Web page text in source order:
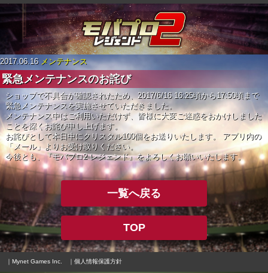
2017.06.16 メンテナンス
緊急メンテナンスのお詫び
ショップで不具合が確認されたため、2017/6/16 16:25頃から17:50頃まで
緊急メンテナンスを実施させていただきました。
メンテナンス中はご利用いただけず、皆様に大変ご迷惑をおかけしました
ことを深くお詫び申し上げます。
お詫びとして本日中にクリスタル100個をお送りいたします。
アプリ内の
「メール」よりお受け取りください。
今後とも、『モバプロ2 レジェンド』をよろしくお願いいたします。
一覧へ戻る
TOP
｜Mynet Games Inc. ｜個人情報保護方針